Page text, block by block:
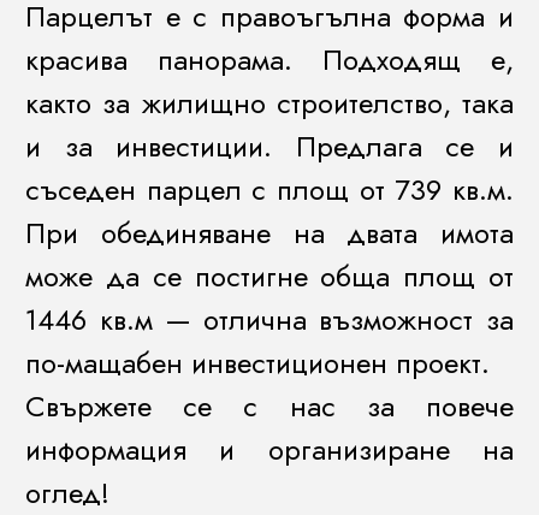
Парцелът е с правоъгълна форма и
красива панорама. Подходящ е,
както за жилищно строителство, така
и за инвестиции. Предлага се и
съседен парцел с площ от 739 кв.м.
При обединяване на двата имота
може да се постигне обща площ от
1446 кв.м — отлична възможност за
по-мащабен инвестиционен проект.
Свържете се с нас за повече
информация и организиране на
оглед!